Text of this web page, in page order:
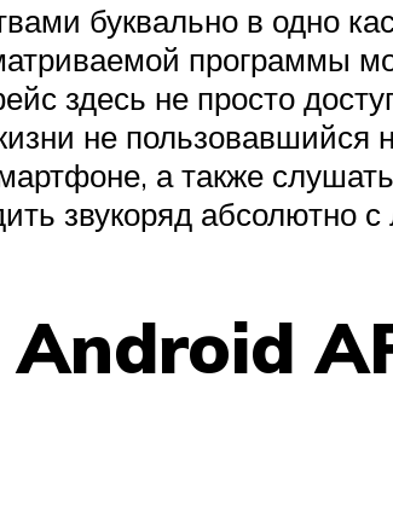
буквально в одно
программы
здесь не просто
не
а также
звукоряд абсолютно с